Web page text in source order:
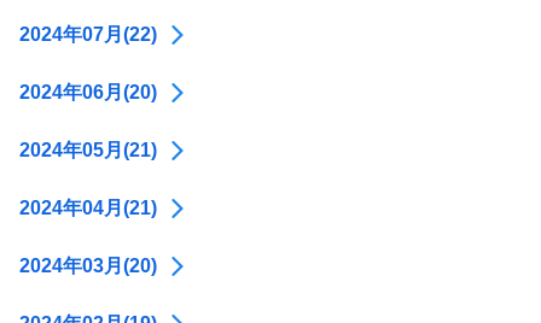
2024年07月(22)
2024年06月(20)
2024年05月(21)
2024年04月(21)
2024年03月(20)